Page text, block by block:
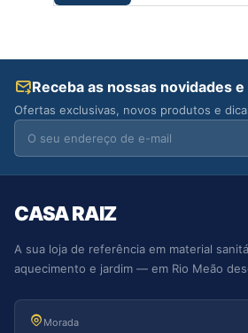
Receba as nossas novidades
Ofertas exclusivas, novos produtos e
CASA RAIZ
A sua loja de referência em material
aquecimento e jardim — em Rio Meão
Morada